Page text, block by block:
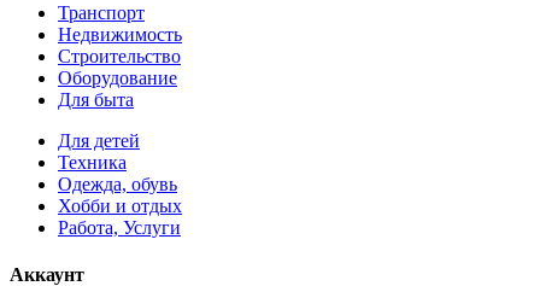
Транспорт
Недвижимость
Строительство
Оборудование
Для быта
Для детей
Техника
Одежда, обувь
Хобби и отдых
Работа, Услуги
Аккаунт